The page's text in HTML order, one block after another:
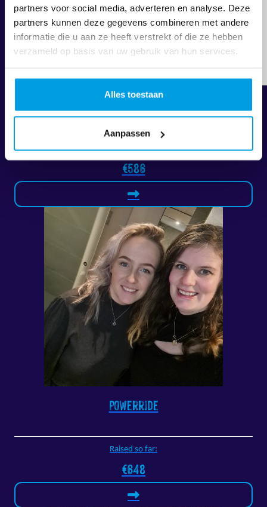
partners voor social media, adverteren en analyse. Deze
partners kunnen deze gegevens combineren met andere
informatie die u aan ze heeft verstrekt of die ze hebben
verzameld op basis van uw gebruik van hun services.
Alles toestaan
Aanpassen
Bent & Nien
Raised so far:
€586
Powerride
Raised so far:
€648